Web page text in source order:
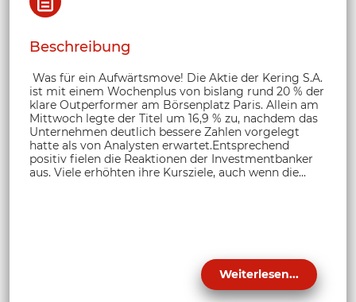
Beschreibung
Was für ein Aufwärtsmove! Die Aktie der Kering S.A.
ist mit einem Wochenplus von bislang rund 20 % der
klare Outperformer am Börsenplatz Paris. Allein am
Mittwoch legte der Titel um 16,9 % zu, nachdem das
Unternehmen deutlich bessere Zahlen vorgelegt
hatte als von Analysten erwartet.Entsprechend
positiv fielen die Reaktionen der Investmentbanker
aus. Viele erhöhten ihre Kursziele, auch wenn die...
Weiterlesen...